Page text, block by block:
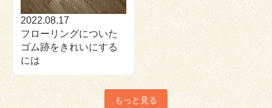
2022.08.17
フローリングについた
ゴム跡をきれいにする
には
もっと見る